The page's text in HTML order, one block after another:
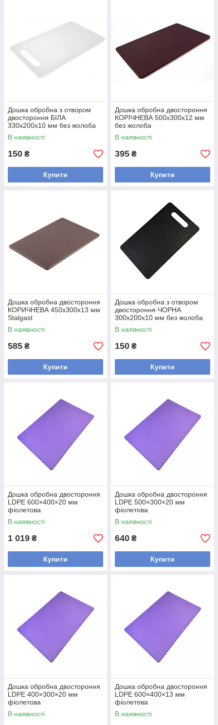
Дошка обробна з отвором
двостороння БІЛА
330х200х10 мм без жолоба
В наявності
150 ₴
Купити
Дошка обробна двостороння
КОРІЧНЕВА 500х300х12 мм
без жолоба
В наявності
395 ₴
Купити
Дошка обробна двостороння
КОРИЧНЕВА 450х300х13 мм
Stalgast
В наявності
585 ₴
Купити
Дошка обробна з отвором
двостороння ЧОРНА
300х200х10 мм без жолоба
В наявності
150 ₴
Купити
Дошка обробна двостороння
LDPE 600×400×20 мм
фіолетова
В наявності
1 019 ₴
Купити
Дошка обробна двостороння
LDPE 500×300×20 мм
фіолетова
В наявності
640 ₴
Купити
Дошка обробна двостороння
LDPE 400×300×20 мм
фіолетова
В наявності
Дошка обробна двостороння
LDPE 600×400×13 мм
фіолетова
В наявності